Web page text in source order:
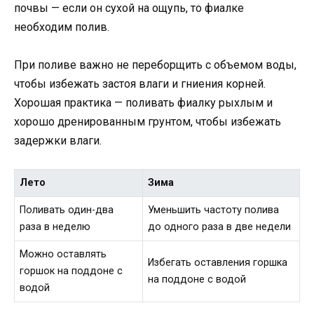
почвы — если он сухой на ощупь, то фиалке
необходим полив.
При поливе важно не переборщить с объемом воды,
чтобы избежать застоя влаги и гниения корней.
Хорошая практика — поливать фиалку рыхлым и
хорошо дренированным грунтом, чтобы избежать
задержки влаги.
Лето Зима
Поливать один-два
раза в неделю
Уменьшить частоту полива
до одного раза в две недели
Можно оставлять
горшок на поддоне с
водой
Избегать оставления горшка
на поддоне с водой